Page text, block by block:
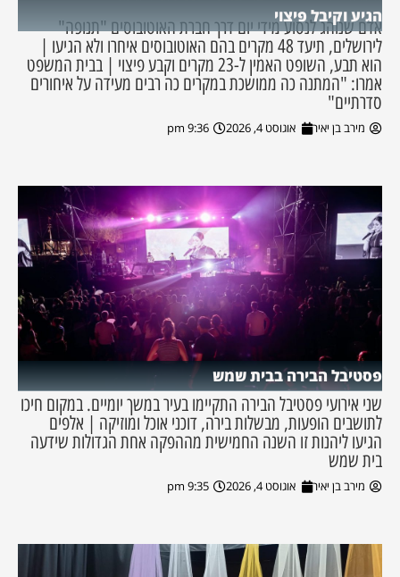
הגיע וקיבל פיצוי
אדם שנוהג לנסוע מידי יום דרך חברת האוטובוסים "תנופה"
לירושלים, תיעד 48 מקרים בהם האוטובוסים איחרו ולא הגיעו |
הוא תבע, השופט האמין ל-23 מקרים וקבע פיצוי | בבית המשפט
אמרו: "המתנה כה ממושכת במקרים כה רבים מעידה על איחורים
סדרתיים"
מירב בן יאיר אוגוסט 4, 2026 9:36 pm
פסטיבל הבירה בבית שמש
שני אירועי פסטיבל הבירה התקיימו בעיר במשך יומיים. במקום חיכו
לתושבים הופעות, מבשלות בירה, דוכני אוכל ומוזיקה | אלפים
הגיעו ליהנות זו השנה החמישית מההפקה אחת הגדולות שידעה
בית שמש
מירב בן יאיר אוגוסט 4, 2026 9:35 pm